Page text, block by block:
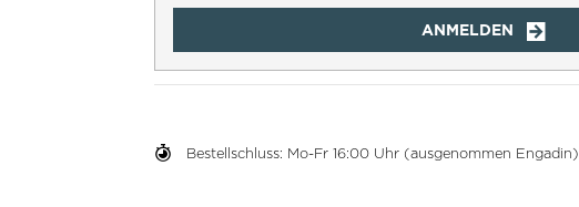
ANMELDEN
Bestellschluss: Mo-Fr 16:00 Uhr (ausgenommen Engadin)